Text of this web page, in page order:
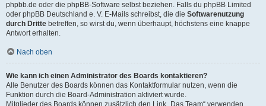
phpbb.de oder die phpBB-Software selbst beziehen. Falls du phpBB Limited
oder phpBB Deutschland e. V. E-Mails schreibst, die die Softwarenutzung
durch Dritte betreffen, so wirst du, wenn überhaupt, höchstens eine knappe
Antwort erhalten.
Nach oben
Wie kann ich einen Administrator des Boards kontaktieren?
Alle Benutzer des Boards können das Kontaktformular nutzen, wenn die
Funktion durch die Board-Administration aktiviert wurde.
Mitglieder des Boards können zusätzlich den Link „Das Team“ verwenden.